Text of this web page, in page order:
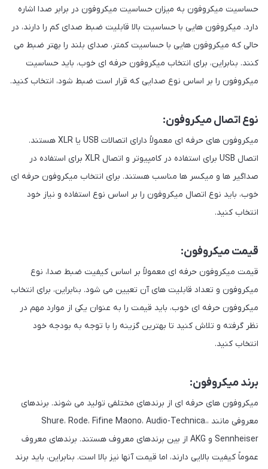
حساسیت میکروفون به میزان حساسیت میکروفون در برابر صدا اشاره
دارد. میکروفون هایی با حساسیت بالا قابلیت ضبط صدای کم را دارند، در
حالی که میکروفون هایی با حساسیت کمتر، صدای بلند را بهتر ضبط می
کنند. بنابراین، برای انتخاب میکروفون حرفه ای خوب، باید حساسیت
میکروفون را بر اساس نوع صدایی که قرار است ضبط شود، انتخاب کنید.
نوع اتصال میکروفون:
میکروفون های حرفه ای معمولاً دارای اتصالات USB یا XLR هستند.
اتصال USB برای استفاده در کامپیوتر و اتصال XLR برای استفاده در
صداگیر ها و میکسر ها مناسب هستند. برای انتخاب میکروفون حرفه ای
خوب، باید نوع اتصال میکروفون را بر اساس نوع استفاده و نیاز خود
انتخاب کنید.
قیمت میکروفون:
قیمت میکروفون حرفه ای معمولاً بر اساس کیفیت ضبط صدا، نوع
میکروفون و تعداد قابلیت های آن تعیین می شود. بنابراین، برای انتخاب
میکروفون حرفه ای خوب، باید قیمت را به عنوان یکی از موارد مهم در
نظر گرفته و تلاش کنید تا بهترین گزینه را با توجه به بودجه خود
انتخاب کنید.
برند میکروفون:
میکروفون های حرفه ای از برندهای مختلفی تولید می شوند. برندهای
معروفی مانند ،Shure، Rode، Fifine Maono، Audio-Technica،
Sennheiser و AKG از بین برندهای معروف هستند. برندهای معروف
عموماً کیفیت بالایی دارند، اما قیمت آنها نیز بالا است. بنابراین، باید برند